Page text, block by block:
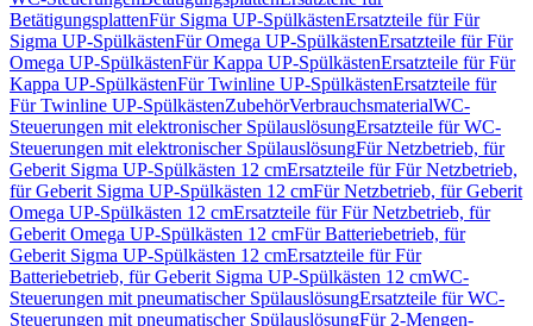
BetätigungsplattenFür Sigma UP-SpülkästenErsatzteile für Für
Sigma UP-SpülkästenFür Omega UP-SpülkästenErsatzteile für Für
Omega UP-SpülkästenFür Kappa UP-SpülkästenErsatzteile für Für
Kappa UP-SpülkästenFür Twinline UP-SpülkästenErsatzteile für
Für Twinline UP-SpülkästenZubehörVerbrauchsmaterialWC-
Steuerungen mit elektronischer SpülauslösungErsatzteile für WC-
Steuerungen mit elektronischer SpülauslösungFür Netzbetrieb, für
Geberit Sigma UP-Spülkästen 12 cmErsatzteile für Für Netzbetrieb,
für Geberit Sigma UP-Spülkästen 12 cmFür Netzbetrieb, für Geberit
Omega UP-Spülkästen 12 cmErsatzteile für Für Netzbetrieb, für
Geberit Omega UP-Spülkästen 12 cmFür Batteriebetrieb, für
Geberit Sigma UP-Spülkästen 12 cmErsatzteile für Für
Batteriebetrieb, für Geberit Sigma UP-Spülkästen 12 cmWC-
Steuerungen mit pneumatischer SpülauslösungErsatzteile für WC-
Steuerungen mit pneumatischer SpülauslösungFür 2-Mengen-